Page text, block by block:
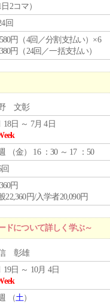
日2コマ）
回
円（4回／分割支払い）×6
円（24回／一括支払い）
文彰
18日 ～ 7月 4日
（金） 16 ：30 ～ 17 ：50
円
22,360円/入学者20,090円
ドについて詳しく学ぶ～
彰雄
19日 ～ 10月 4日
（土）